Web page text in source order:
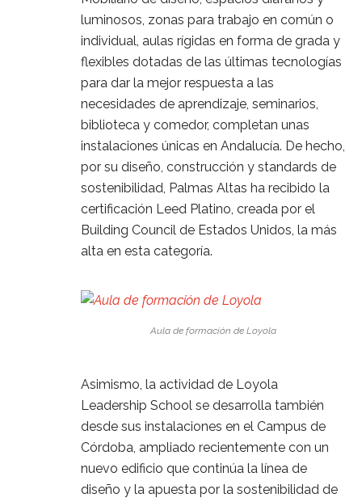
luminosos, zonas para trabajo en común o
individual, aulas rígidas en forma de grada y
flexibles dotadas de las últimas tecnologías
para dar la mejor respuesta a las
necesidades de aprendizaje, seminarios,
biblioteca y comedor, completan unas
instalaciones únicas en Andalucía. De hecho,
por su diseño, construcción y standards de
sostenibilidad, Palmas Altas ha recibido la
certificación Leed Platino, creada por el
Building Council de Estados Unidos, la más
alta en esta categoría.
Aula de formación de Loyola
Asimismo, la actividad de Loyola
Leadership School se desarrolla también
desde sus instalaciones en el Campus de
Córdoba, ampliado recientemente con un
nuevo edificio que continúa la línea de
diseño y la apuesta por la sostenibilidad de